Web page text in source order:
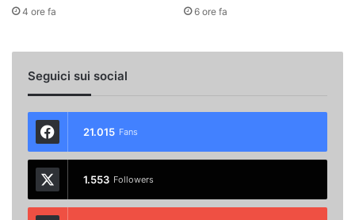
4 ore fa 6 ore fa
Seguici sui social
21.015 Fans
1.553 Followers